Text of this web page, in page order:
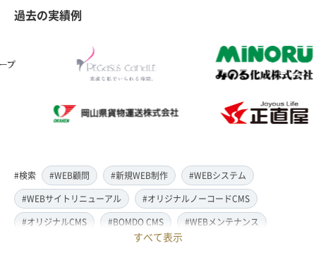
過去の実績例
#検索 #WEB顧問 #新規WEB制作
#WEBシステム
#WEBサイトリニューアル
#オリジナルノーコードCMS
#オリジナルCMS
#BOMDO CMS
#WEBメンテナンス
#レスポンシブ対応
すべて表示